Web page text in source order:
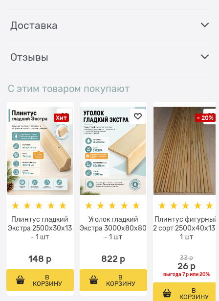
Доставка
Отзывы
С этим товаром покупают
Хит
Плинтус гладкий
Экстра 2500x30x13
- 1 шт
148 р
В
КОРЗИНУ
Уголок гладкий
Экстра 3000x80x80
- 1 шт
822 р
В
КОРЗИНУ
- 20%
Плинтус фигурный
2 сорт 2500х40х13
1 шт
33 р
26 р
выгода7 рили20%
В
КОРЗИНУ